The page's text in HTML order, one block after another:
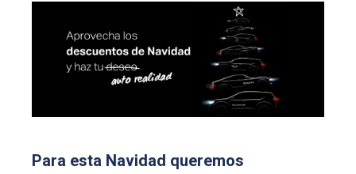
Para esta Navidad queremos